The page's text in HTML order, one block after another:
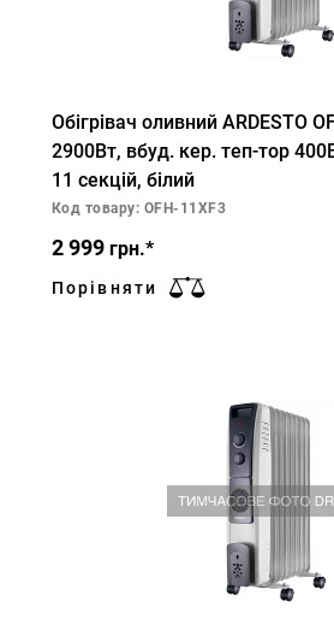
Обігрівач оливний ARDESTO
2900Вт, вбуд. кер. теп-тор
11 секцій, білий
Код товару: OFH-11XF3
2 999 грн.*
Порівняти